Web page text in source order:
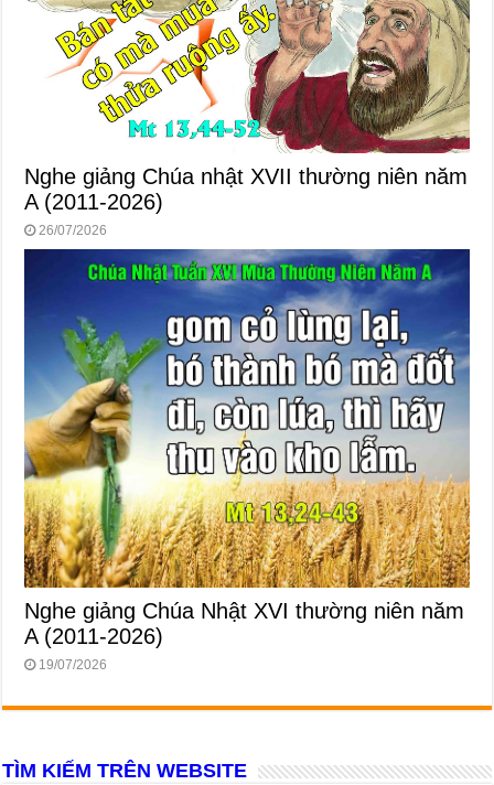
Nghe giảng Chúa nhật XVII thường niên năm
A (2011-2026)
26/07/2026
Nghe giảng Chúa Nhật XVI thường niên năm
A (2011-2026)
19/07/2026
TÌM KIẾM TRÊN WEBSITE